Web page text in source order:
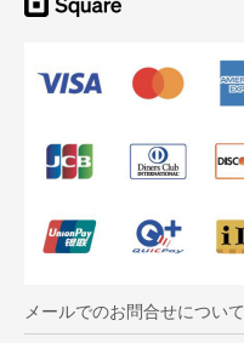
メールでのお問合せについて